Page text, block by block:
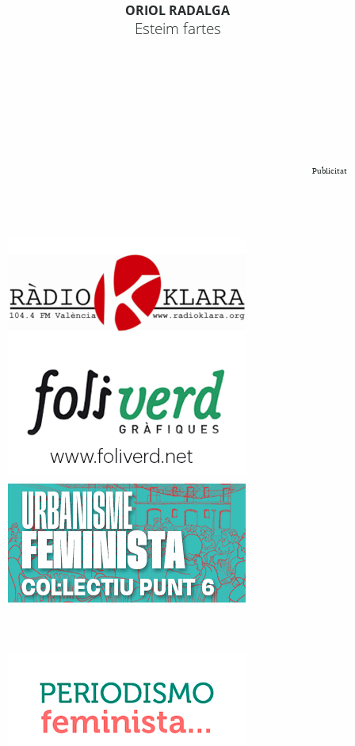
ORIOL RADALGA
Esteim fartes
Publicitat